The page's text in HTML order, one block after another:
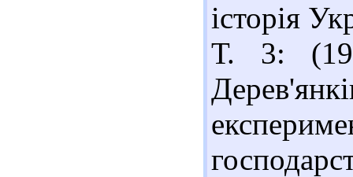
історія
Т. 3: